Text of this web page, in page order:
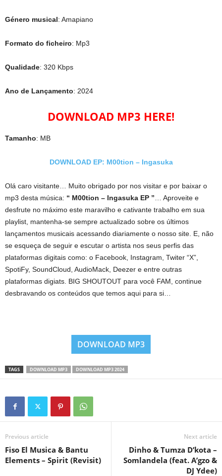
Género musical: Amapiano
Formato do ficheiro: Mp3
Qualidade: 320 Kbps
Ano de Lançamento: 2024
DOWNLOAD MP3 HERE!
Tamanho: MB
DOWNLOAD EP: M00tion – Ingasuka
Olá caro visitante… Muito obrigado por nos visitar e por baixar o
mp3 desta música: “ M00tion – Ingasuka EP ” … Aproveite e
desfrute no máximo este maravilho e cativante trabalho em sua
playlist, mantenha-se sempre actualizado sobre os últimos
lançamentos musicais acessando diariamente o nosso site. E, não
se esqueça de seguir e escutar o artista nos seus perfis das
plataformas digitais como: o Facebook, Instagram, Twiter “X”,
SpotiFy, SoundCloud, AudioMack, Deezer e entre outras
plataformas digiats. BIG SHOUTOUT para você FAM, continue
desbravando os conteúdos que temos aqui para si…
DOWNLOAD MP3
TAGS DOWNLOAD MP3 DOWNLOAD MP3 2024
Previous article
Fiso El Musica & Bantu
Elements – Spirit (Revisit)
Next article
Dinho & Tumza D’kota –
Somlandela (feat. A’gzo &
DJ Ydee)